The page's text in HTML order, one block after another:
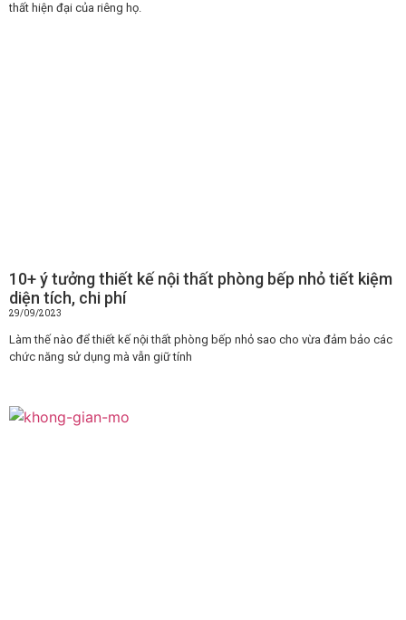
thất hiện đại của riêng họ.
10+ ý tưởng thiết kế nội thất phòng bếp nhỏ tiết kiệm
diện tích, chi phí
29/09/2023
Làm thế nào để thiết kế nội thất phòng bếp nhỏ sao cho vừa đảm bảo các
chức năng sử dụng mà vẫn giữ tính